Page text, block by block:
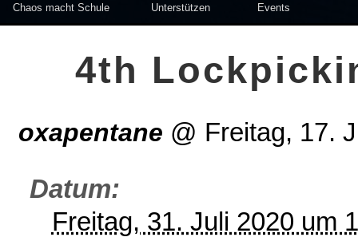
Chaos macht Schule
Unterstützen
Events
4th
oxapentane @ Freitag, 17.
Datum
Freitag, 31. Juli 2020 um